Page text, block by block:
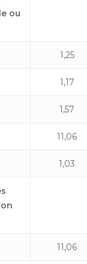
ou
1,25
1,17
1,57
11,06
1,03
11,06